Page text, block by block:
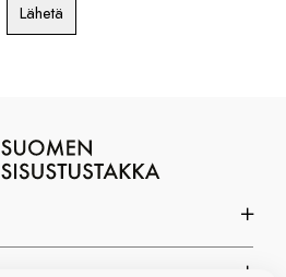
Lähetä